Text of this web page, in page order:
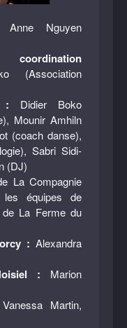
Anne Nguyen
coordination
(Association
: Didier Boko
Mounir Amhiln
(coach danse),
Sabri Sidi-
(DJ)
La Compagnie
équipes de
de La Ferme du
: Alexandra
: Marion
Martin,